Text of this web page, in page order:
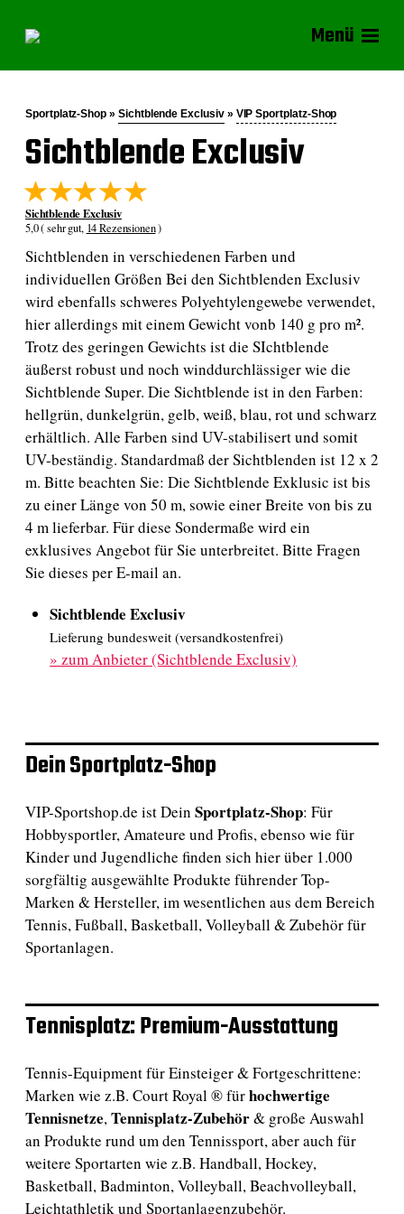
Menü
Sportplatz-Shop » Sichtblende Exclusiv» VIP Sportplatz-Shop
Sichtblende Exclusiv
Sichtblende Exclusiv
5,0 ( sehr gut, 14 Rezensionen)
Sichtblenden in verschiedenen Farben und
individuellen Größen Bei den Sichtblenden Exclusiv
wird ebenfalls schweres Polyehtylengewebe verwendet,
hier allerdings mit einem Gewicht vonb 140 g pro m².
Trotz des geringen Gewichts ist die SIchtblende
äußerst robust und noch winddurchlässiger wie die
Sichtblende Super. Die Sichtblende ist in den Farben:
hellgrün, dunkelgrün, gelb, weiß, blau, rot und schwarz
erhältlich. Alle Farben sind UV-stabilisert und somit
UV-beständig. Standardmaß der Sichtblenden ist 12 x 2
m. Bitte beachten Sie: Die Sichtblende Exklusic ist bis
zu einer Länge von 50 m, sowie einer Breite von bis zu
4 m lieferbar. Für diese Sondermaße wird ein
exklusives Angebot für Sie unterbreitet. Bitte Fragen
Sie dieses per E-mail an.
Sichtblende Exclusiv
Lieferung bundesweit (versandkostenfrei)
»zum Anbieter (Sichtblende Exclusiv)
Dein Sportplatz-Shop
VIP-Sportshop.de ist Dein Sportplatz-Shop: Für
Hobbysportler, Amateure und Profis, ebenso wie für
Kinder und Jugendliche finden sich hier über 1.000
sorgfältig ausgewählte Produkte führender Top-
Marken & Hersteller, im wesentlichen aus dem Bereich
Tennis, Fußball, Basketball, Volleyball & Zubehör für
Sportanlagen.
Tennisplatz: Premium-Ausstattung
Tennis-Equipment für Einsteiger & Fortgeschrittene:
Marken wie z.B. Court Royal ® fürhochwertige
Tennisnetze,Tennisplatz-Zubehör& große Auswahl
an Produkte rund um den Tennissport, aber auch für
weitere Sportarten wie z.B. Handball, Hockey,
Basketball, Badminton, Volleyball, Beachvolleyball,
Leichtathletik und Sportanlagenzubehör.